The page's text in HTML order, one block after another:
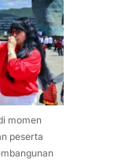
momen
peserta